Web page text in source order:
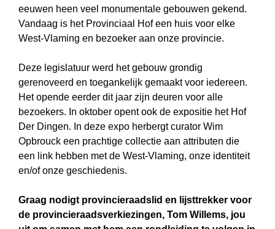
eeuwen heen veel monumentale gebouwen gekend.
Vandaag is het Provinciaal Hof een huis voor elke
West-Vlaming en bezoeker aan onze provincie.
Deze legislatuur werd het gebouw grondig
gerenoveerd en toegankelijk gemaakt voor iedereen.
Het opende eerder dit jaar zijn deuren voor alle
bezoekers. In oktober opent ook de expositie het Hof
Der Dingen. In deze expo herbergt curator Wim
Opbrouck een prachtige collectie aan attributen die
een link hebben met de West-Vlaming, onze identiteit
en/of onze geschiedenis.
Graag nodigt provincieraadslid en lijsttrekker voor
de provincieraadsverkiezingen, Tom Willems, jou